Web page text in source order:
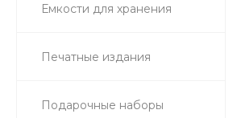
Емкости для хранения
Печатные издания
Подарочные наборы